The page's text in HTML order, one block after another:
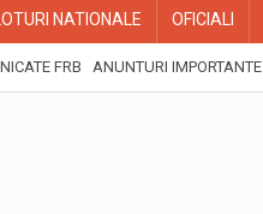
LOTURI NATIONALE OFICIALI
FRB ANUNTURI IMPORTANTE